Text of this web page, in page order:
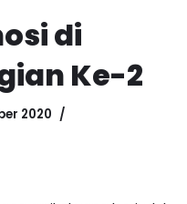
di
Ke-2
2020